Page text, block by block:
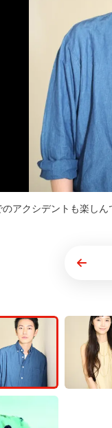
のアクシデントも楽し